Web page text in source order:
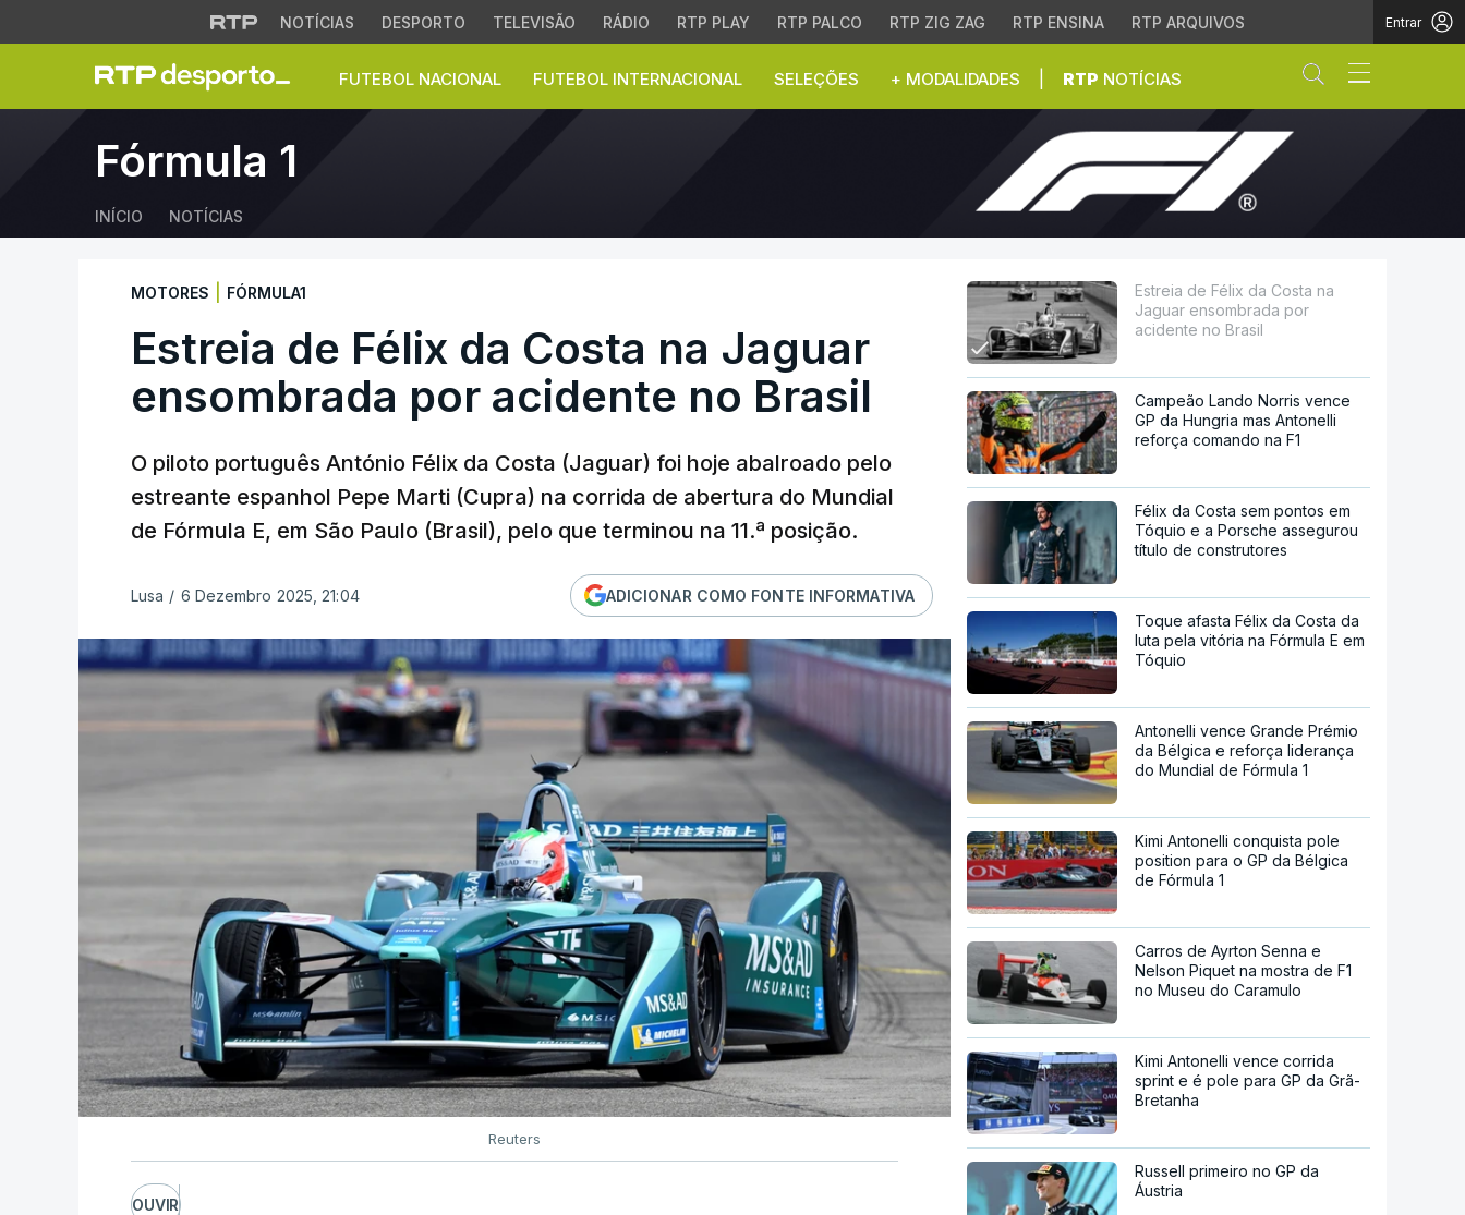
NOTÍCIAS DESPORTO TELEVISÃO RÁDIO RTP PLAY RTP PALCO RTP ZIG ZAG RTP ENSINA RTP ARQUIVOS Entrar
FUTEBOL NACIONAL FUTEBOL INTERNACIONAL SELEÇÕES + MODALIDADES RTP NOTÍCIAS Abrir campo
Estreia de Félix da Costa na Jaguar ensombrada por acidente no
Fórmula 1
INÍCIO NOTÍCIAS
MOTORES FÓRMULA1
Estreia de Félix da Costa na Jaguar
ensombrada por acidente no Brasil
O piloto português António Félix da Costa (Jaguar) foi hoje abalroado pelo
estreante espanhol Pepe Marti (Cupra) na corrida de abertura do Mundial
de Fórmula E, em São Paulo (Brasil), pelo que terminou na 11.ª posição.
Lusa / 6 Dezembro 2025, 21:04 ADICIONAR COMO FONTE INFORMATIVA
Reuters
OUVIR
Estreia de Félix da Costa na
Jaguar ensombrada por
acidente no Brasil
Campeão Lando Norris vence
GP da Hungria mas Antonelli
reforça comando na F1
Félix da Costa sem pontos em
Tóquio e a Porsche assegurou
título de construtores
Toque afasta Félix da Costa da
luta pela vitória na Fórmula E em
Tóquio
Antonelli vence Grande Prémio
da Bélgica e reforça liderança
do Mundial de Fórmula 1
Kimi Antonelli conquista pole
position para o GP da Bélgica
de Fórmula 1
Carros de Ayrton Senna e
Nelson Piquet na mostra de F1
no Museu do Caramulo
Kimi Antonelli vence corrida
sprint e é pole para GP da Grã-
Bretanha
Russell primeiro no GP da
Áustria